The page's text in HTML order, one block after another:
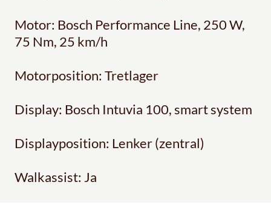
Motor: Bosch Performance Line, 250 W,
75 Nm, 25 km/h
Motorposition: Tretlager
Display: Bosch Intuvia 100, smart system
Displayposition: Lenker (zentral)
Walkassist: Ja